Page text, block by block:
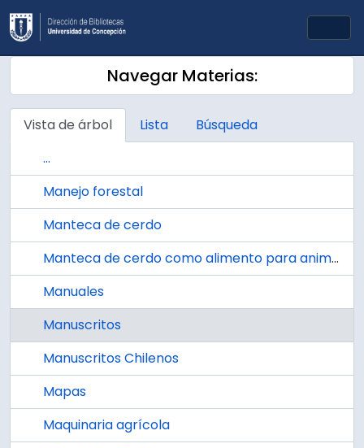
Skip to main content
Navegar Materias:
Vista de árbol Lista
Búsqueda
...
Manejo forestal
Manteca de cerdo
Manteca de cerdo como alimento para animales
Manuales
Manuscritos
Manuscritos Chilenos
Mapas
Maquinaria agrícola